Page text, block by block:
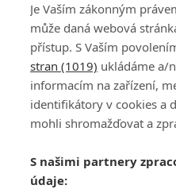
Je Vaším zákonným
může daná webová
přístup. S Vaším
stran (1019) ukládáme a/
informacím na zařízení,
identifikátory v cookies a
mohli shromažďovat a
S našimi partnery
údaje: